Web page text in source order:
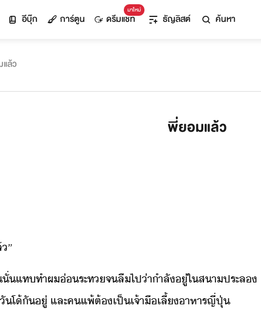
อีบุ๊ก การ์ตูน
มาใหม่
ดรีมแชท ธัญลิสต์ ค้นหา
ล้ว
พี่ยอมแล้ว
​แท​ทำ​ผ​่ระท​จ​ลื​ไป​่า​ำลั​ู่​ใ​สา​ประล
ัโ​้​ั​ู่​ ​และ​ค​แพ้​ต้​เป็​เจ้าื​เลี้​าหาร​ญี่ปุ่​